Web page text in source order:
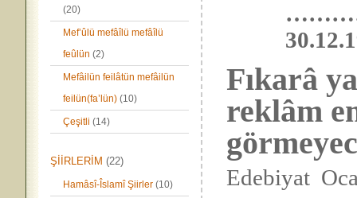
(20)
Mef’ûlü mefâîlü mefâîlü
feûlün (2)
Mefâilün feilâtün mefâilün
feilün(fa’lün) (10)
Çeşitli (14)
ŞİİRLERİM (22)
Hamâsî-Îslamî Şiirler (10)
Fıkarâ
reklâm
Edebiyat